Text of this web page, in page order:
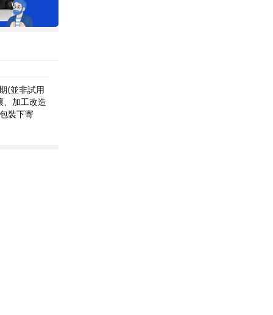
(並非試用
、加工改造
裝下寄